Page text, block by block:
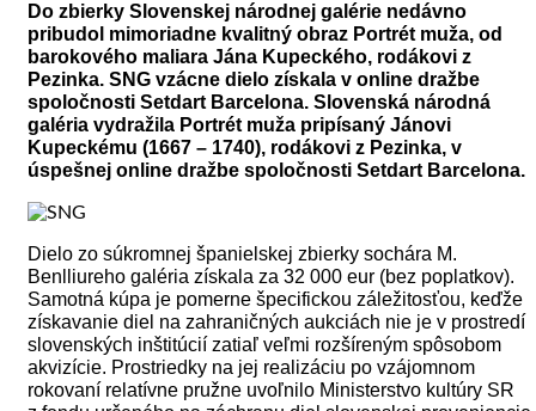
Do zbierky Slovenskej národnej galérie nedávno
pribudol mimoriadne kvalitný obraz Portrét muža, od
barokového maliara Jána Kupeckého, rodákovi z
Pezinka. SNG vzácne dielo získala v online dražbe
spoločnosti Setdart Barcelona. Slovenská národná
galéria vydražila Portrét muža pripísaný Jánovi
Kupeckému (1667 – 1740), rodákovi z Pezinka, v
úspešnej online dražbe spoločnosti Setdart Barcelona.
Dielo zo súkromnej španielskej zbierky sochára M.
Benlliureho galéria získala za 32 000 eur (bez poplatkov).
Samotná kúpa je pomerne špecifickou záležitosťou, keďže
získavanie diel na zahraničných aukciách nie je v prostredí
slovenských inštitúcií zatiaľ veľmi rozšíreným spôsobom
akvizície. Prostriedky na jej realizáciu po vzájomnom
rokovaní relatívne pružne uvoľnilo Ministerstvo kultúry SR